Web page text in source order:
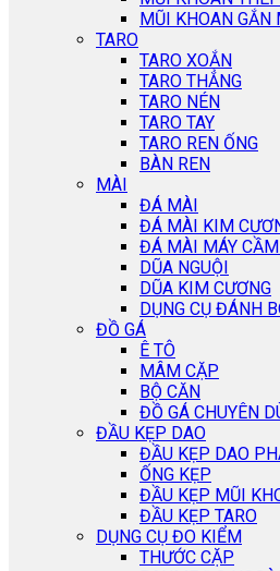
MŨI KHOAN GẮN
TARO
TARO XOẮN
TARO THẲNG
TARO NÉN
TARO TAY
TARO REN ỐNG
BÀN REN
MÀI
ĐÁ MÀI
ĐÁ MÀI KIM
ĐÁ MÀI MÁY CẦM
DŨA NGUỘI
DŨA KIM CƯƠNG
DỤNG CỤ ĐÁNH
ĐỒ GÁ
Ê TÔ
MÂM CẶP
BỘ CĂN
ĐỒ GÁ CHUYÊN
ĐẦU KẸP DAO
ĐẦU KẸP DAO
ỐNG KẸP
ĐẦU KẸP MŨI
ĐẦU KẸP TARO
DỤNG CỤ ĐO KIỂM
THƯỚC CẶP